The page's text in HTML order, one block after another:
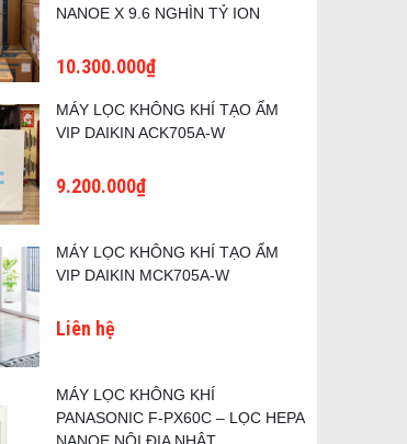
NANOE X 9.6 NGHÌN TỶ ION
10.300.000₫
MÁY LỌC KHÔNG KHÍ TẠO ẨM
VIP DAIKIN ACK705A-W
9.200.000₫
MÁY LỌC KHÔNG KHÍ TẠO ẨM
VIP DAIKIN MCK705A-W
Liên hệ
MÁY LỌC KHÔNG KHÍ
PANASONIC F-PX60C – LỌC HEPA
NANOE NỘI ĐỊA NHẬT